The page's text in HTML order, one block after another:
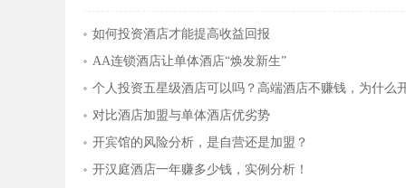
如何投资酒店才能提高收益回报
AA连锁酒店让单体酒店“焕发新生”
个人投资五星级酒店可以吗？高端酒店不赚钱，为什么
对比酒店加盟与单体酒店优劣势
开宾馆的风险分析，是自营还是加盟？
开汉庭酒店一年赚多少钱，实例分析！